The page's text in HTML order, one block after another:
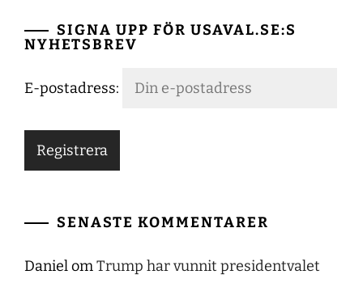
SIGNA UPP FÖR USAVAL.SE:S
NYHETSBREV
E-postadress:
SENASTE KOMMENTARER
DanielomTrump har vunnit presidentvalet